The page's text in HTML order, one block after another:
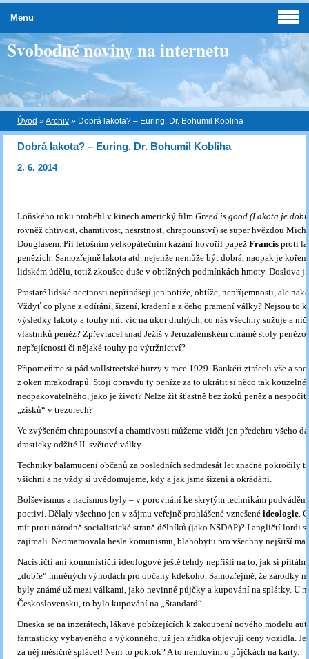
Svobodné noviny na internetu
Úvod »Archiv » Dobrá lakota? – Euring. Dr. Bohumil Kobliha
Dobrá lakota? – Euring. Dr. Bohumil Kobliha
2. 6. 2014
Loňského roku proběhl v kinech americký film Greed is good (Lakota je
rovněž chtivost, chamtivost, nesrstnost, chrapounství) se super hvězdou
Douglasem. Při letošním velkopátečním kázání hovořil papež Francis proti
penězích. Samozřejmě lakota atd. nejenže nemůže být dobrá, naopak je
lidském údělu, totiž zkoušce duše v obtížných podmínkách hmoty. Doslova ji
Prastaré lidské nectnosti nepřinášejí jen potíže, obtíže, nepříjemnosti, ale
Vždyť co plyne z odírání, šizení, kradení a z čeho pramení války? Nejsou to
výsledky lakoty a touhy mít víc na úkor druhých, co nás všechny sužuje a
vlastníků peněz? Zpřevracel snad Ježíš v Jeruzalémském chrámě stoly
nepřejícnosti či nějaké touhy po výtržnictví?
Připomeňme si pád wallstreetské burzy v roce 1929. Bankéři ztráceli vše a
z oken mrakodrapů. Stojí opravdu ty peníze za to ukrátit si něco tak
neopakovatelného, jako je život? Nelze žít šťastně bez žoků peněz a
„zisků“ v trezorech?
Ve zvýšeném chrapounství a chamtivosti můžeme vidět jen předehru všeho
drasticky odžité II. světové války.
Techniky balamucení občanů za posledních sedmdesát let značně pokročily
všichni a ne vždy si uvědomujeme, kdy a jak jsme šizeni a okrádáni.
Bolševismus a nacismus byly – v porovnání ke skrytým technikám podvádění
poctiví. Dělaly všechno jen v zájmu veřejně prohlášené vznešené ideologie.
mít proti národně socialistické straně dělníků (jako NSDAP)? I angličtí lordi
zajímali. Neomamovala hesla komunismu, blahobytu pro všechny nejširší
Nacističtí ani komunističtí ideologové ještě tehdy nepřišli na to, jak si
„dobře“ míněných výhodách pro občany kdekoho. Samozřejmě, že zárodky
byly známé už mezi válkami, jako nevinné půjčky a kupování na splátky. U
Československu, to bylo kupování na „Standard“.
Dneska se na inzerátech, lákavě pobízejících k zakoupení nového modelu
fantasticky vybaveného a výkonného, už jen zřídka objevují ceny vozidla.
za něj měsíčně splácet! Není to pokrok? A to nemluvím o půjčkách na karty.
Menu